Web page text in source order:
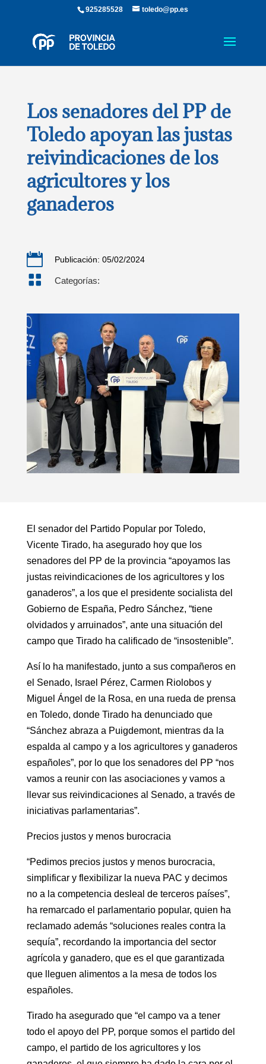
925285528 toledo@pp.es
Los senadores del PP de
Toledo apoyan las justas
reivindicaciones de los
agricultores y los
ganaderos
 Publicación: 05/02/2024
 Categorías:
El senador del Partido Popular por Toledo,
Vicente Tirado, ha asegurado hoy que los
senadores del PP de la provincia “apoyamos las
justas reivindicaciones de los agricultores y los
ganaderos”, a los que el presidente socialista del
Gobierno de España, Pedro Sánchez, “tiene
olvidados y arruinados”, ante una situación del
campo que Tirado ha calificado de “insostenible”.
Así lo ha manifestado, junto a sus compañeros en
el Senado, Israel Pérez, Carmen Riolobos y
Miguel Ángel de la Rosa, en una rueda de prensa
en Toledo, donde Tirado ha denunciado que
“Sánchez abraza a Puigdemont, mientras da la
espalda al campo y a los agricultores y ganaderos
españoles”, por lo que los senadores del PP “nos
vamos a reunir con las asociaciones y vamos a
llevar sus reivindicaciones al Senado, a través de
iniciativas parlamentarias”.
Precios justos y menos burocracia
“Pedimos precios justos y menos burocracia,
simplificar y flexibilizar la nueva PAC y decimos
no a la competencia desleal de terceros países”,
ha remarcado el parlamentario popular, quien ha
reclamado además “soluciones reales contra la
sequía”, recordando la importancia del sector
agrícola y ganadero, que es el que garantizada
que lleguen alimentos a la mesa de todos los
españoles.
Tirado ha asegurado que “el campo va a tener
todo el apoyo del PP, porque somos el partido del
campo, el partido de los agricultores y los